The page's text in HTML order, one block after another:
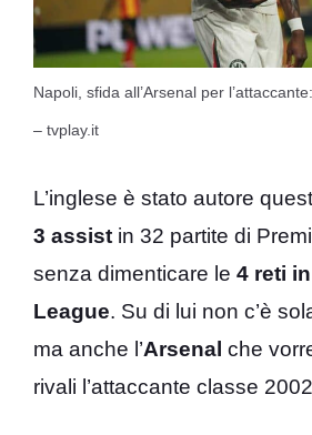
Napoli, sfida all’Arsenal per
– tvplay.it
L’inglese è stato autore
3 assist in 32 partite di
senza dimenticare le 4 reti
League. Su di lui non c’è
ma anche l’Arsenal che
rivali l’attaccante classe